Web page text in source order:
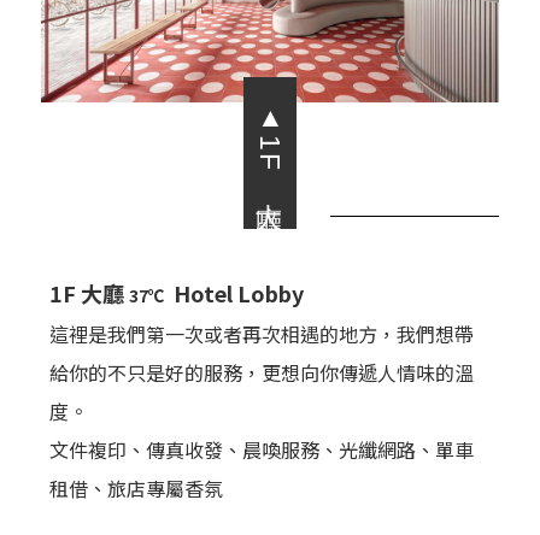
▲1F 大廳
1F 大廳37℃ Hotel Lobby
這裡是我們第一次或者再次相遇的地方，我們想帶
給你的不只是好的服務，更想向你傳遞人情味的溫
度。
文件複印、傳真收發、晨喚服務、光纖網路、單車
租借、旅店專屬香氛